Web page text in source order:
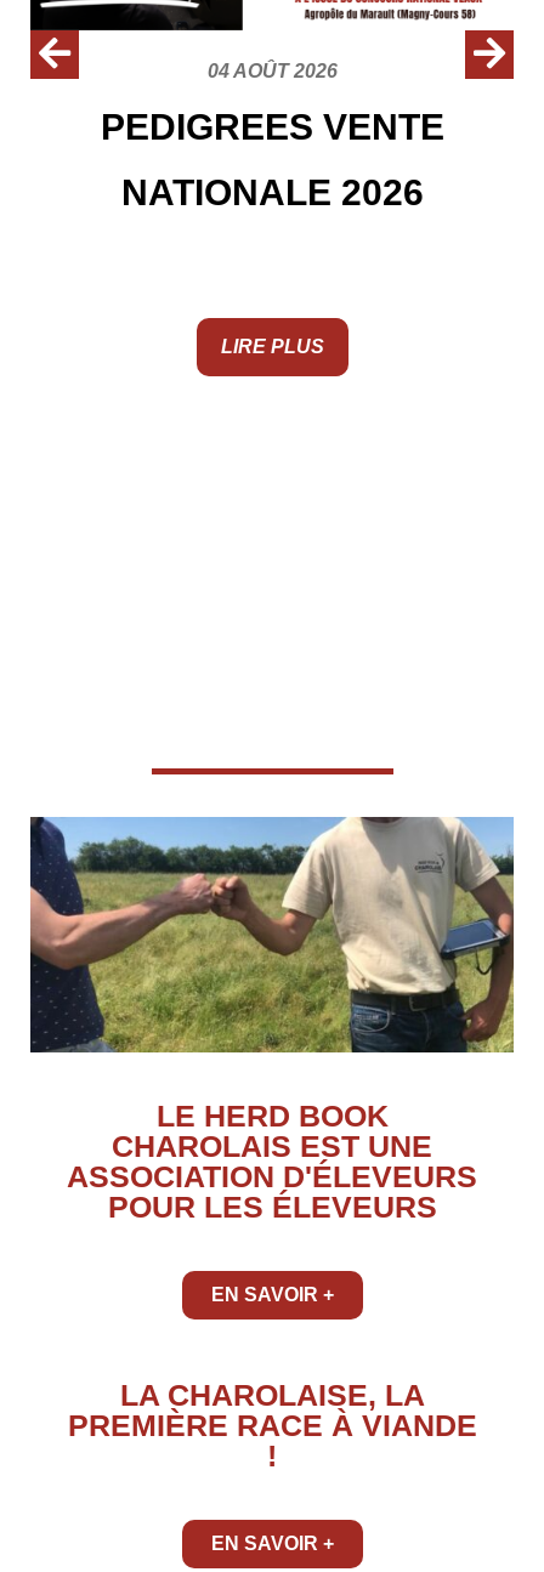
04 AOÛT 2026
PEDIGREES VENTE
NATIONALE 2026
LIRE PLUS
LE HERD BOOK
CHAROLAIS EST UNE
ASSOCIATION D'ÉLEVEURS
POUR LES ÉLEVEURS
EN SAVOIR +
LA CHAROLAISE, LA
PREMIÈRE RACE À VIANDE
!
EN SAVOIR +